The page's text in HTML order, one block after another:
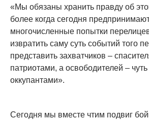
«Мы обязаны хранить правду об
более когда сегодня
многочисленные попытки
извратить саму суть событий того
представить захватчиков –
патриотами, а освободителей –
оккупантами».
Сегодня мы вместе чтим подвиг